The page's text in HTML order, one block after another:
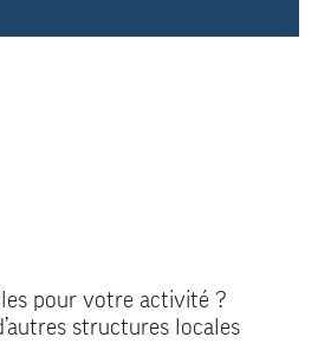
pour votre activité ?
structures locales